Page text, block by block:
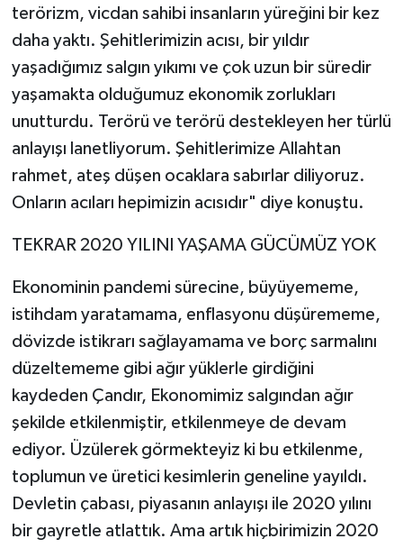
terörizm, vicdan sahibi insanların yüreğini bir kez
daha yaktı. Şehitlerimizin acısı, bir yıldır
yaşadığımız salgın yıkımı ve çok uzun bir süredir
yaşamakta olduğumuz ekonomik zorlukları
unutturdu. Terörü ve terörü destekleyen her türlü
anlayışı lanetliyorum. Şehitlerimize Allahtan
rahmet, ateş düşen ocaklara sabırlar diliyoruz.
Onların acıları hepimizin acısıdır" diye konuştu.
TEKRAR 2020 YILINI YAŞAMA GÜCÜMÜZ YOK
Ekonominin pandemi sürecine, büyüyememe,
istihdam yaratamama, enflasyonu düşürememe,
dövizde istikrarı sağlayamama ve borç sarmalını
düzeltememe gibi ağır yüklerle girdiğini
kaydeden Çandır, Ekonomimiz salgından ağır
şekilde etkilenmiştir, etkilenmeye de devam
ediyor. Üzülerek görmekteyiz ki bu etkilenme,
toplumun ve üretici kesimlerin geneline yayıldı.
Devletin çabası, piyasanın anlayışı ile 2020 yılını
bir gayretle atlattık. Ama artık hiçbirimizin 2020